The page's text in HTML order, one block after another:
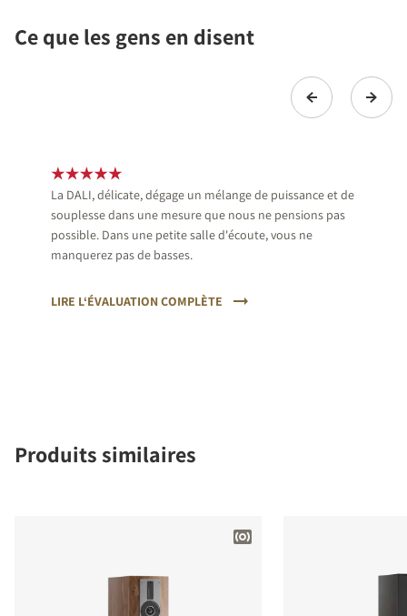
Ce que les gens en disent
La DALI, délicate, dégage un mélange de puissance et de
souplesse dans une mesure que nous ne pensions pas
possible. Dans une petite salle d'écoute, vous ne
manquerez pas de basses.
LIRE L‘ÉVALUATION COMPLÈTE
Produits similaires